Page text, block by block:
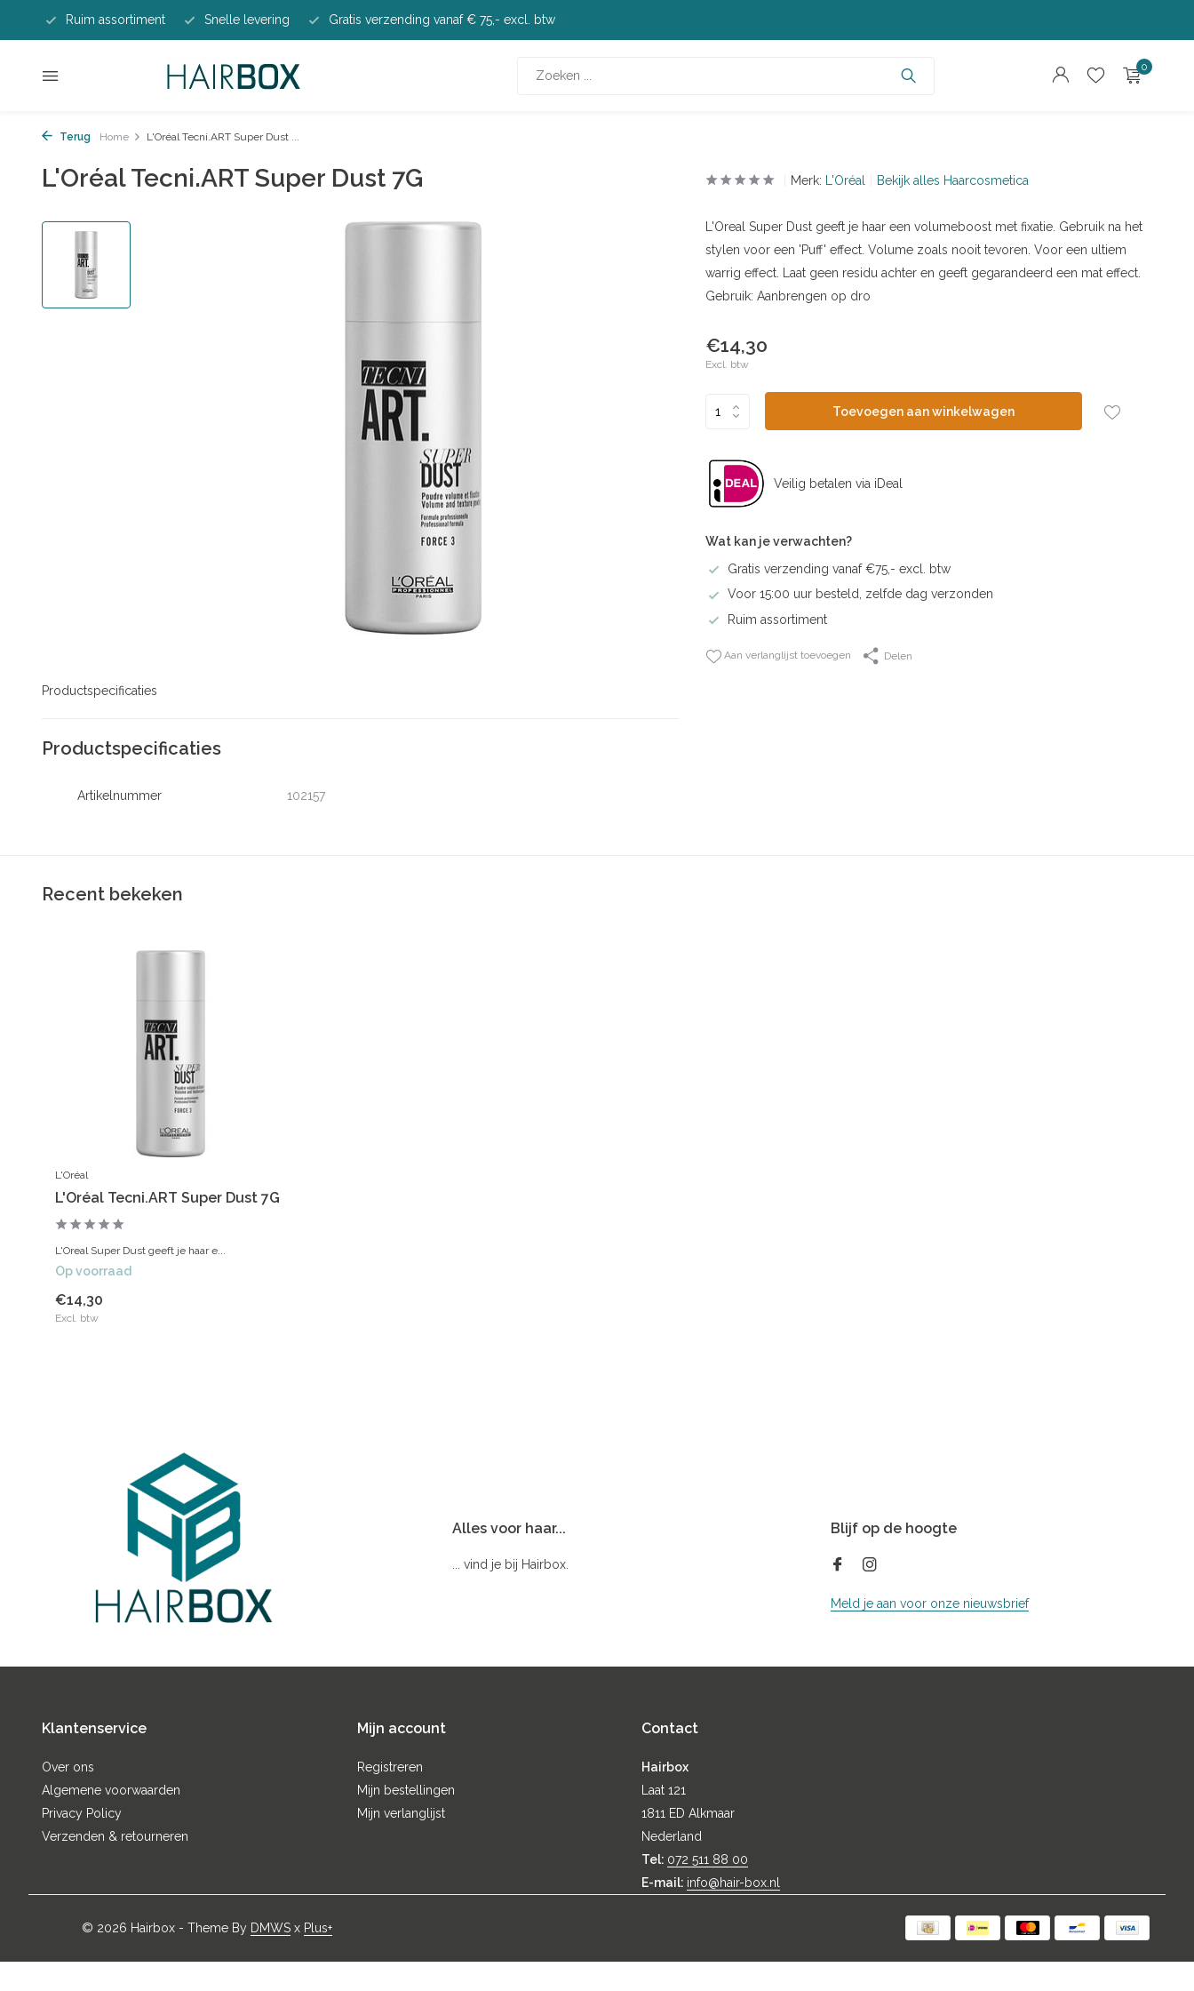
Ruim assortiment Snelle levering Gratis verzending vanaf € 75,- excl. btw
Account aanmaken
Account aanmaken
0
Terug Home L'Oréal Tecni.ART Super Dust ...
L'Oréal Tecni.ART Super Dust 7G
Productspecificaties
Productspecificaties
Artikelnummer 102157
Merk: L'Oréal Bekijk alles Haarcosmetica
L'Oreal Super Dust geeft je haar een volumeboost met fixatie. Gebruik na het
stylen voor een 'Puff' effect. Volume zoals nooit tevoren. Voor een ultiem
warrig effect. Laat geen residu achter en geeft gegarandeerd een mat effect.
Gebruik: Aanbrengen op dro
€14,30
Excl. btw
Toevoegen aan winkelwagen
Veilig betalen via iDeal
Wat kan je verwachten?
Gratis verzending vanaf €75,- excl. btw
Voor 15:00 uur besteld, zelfde dag verzonden
Ruim assortiment
Aan verlanglijst toevoegen Delen
Recent bekeken
L'Oréal
L'Oréal Tecni.ART Super Dust 7G
L'Oreal Super Dust geeft je haar e...
Op voorraad
€14,30
Excl. btw
Alles voor haar...
... vind je bij Hairbox.
Blijf op de hoogte
Meld je aan voor onze nieuwsbrief
Klantenservice
Over ons
Algemene voorwaarden
Privacy Policy
Verzenden & retourneren
Mijn account
Registreren
Mijn bestellingen
Mijn verlanglijst
Contact
Hairbox
Laat 121
1811 ED Alkmaar
Nederland
Tel: 072 511 88 00
E-mail: info@hair-box.nl
© 2026 Hairbox - Theme By DMWS x Plus+